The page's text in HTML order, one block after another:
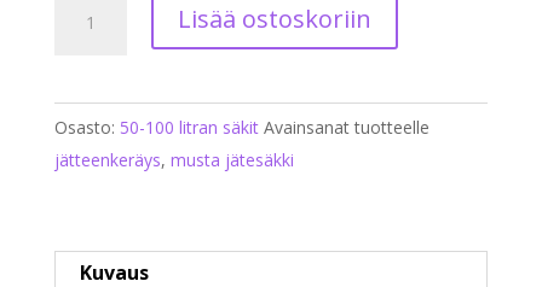
litran
jätesäkki
30
rullaa
Lisää ostoskoriin
Osasto: 50-100 litran säkit Avainsanat tuotteelle
jätteenkeräys, musta jätesäkki
Kuvaus